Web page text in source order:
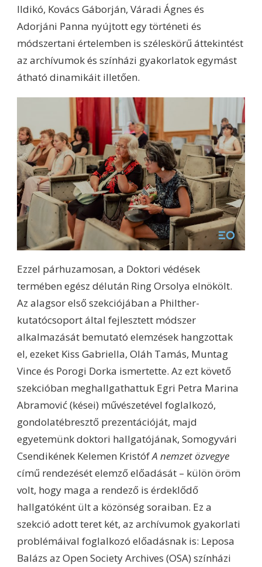
Ildikó, Kovács Gáborján, Váradi Ágnes és
Adorjáni Panna nyújtott egy történeti és
módszertani értelemben is széleskörű áttekintést
az archívumok és színházi gyakorlatok egymást
átható dinamikáit illetően.
Ezzel párhuzamosan, a Doktori védések
termében egész délután Ring Orsolya elnökölt.
Az alagsor első szekciójában a Philther-
kutatócsoport által fejlesztett módszer
alkalmazását bemutató elemzések hangzottak
el, ezeket Kiss Gabriella, Oláh Tamás, Muntag
Vince és Porogi Dorka ismertette. Az ezt követő
szekcióban meghallgathattuk Egri Petra Marina
Abramović (kései) művészetével foglalkozó,
gondolatébresztő prezentációját, majd
egyetemünk doktori hallgatójának, Somogyvári
Csendikének Kelemen KristófA nemzet özvegye
című rendezését elemző előadását – külön öröm
volt, hogy maga a rendező is érdeklődő
hallgatóként ült a közönség soraiban. Ez a
szekció adott teret két, az archívumok gyakorlati
problémáival foglalkozó előadásnak is: Leposa
Balázs az Open Society Archives (OSA) színházi